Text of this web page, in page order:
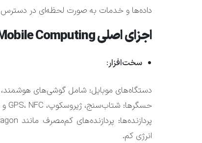
داده‌ها و خدمات به صورت لحظه‌ای در دسترس
اجزای اصلی Mobile Computing
سخت‌افزار:
دستگاه‌های موبایل: شامل گوشی‌های
حسگرها: شتاب‌سنج، ژیروسکوپ، GPS، NFC و غیره برای ارائه خدمات مبتنی بر مکان و داده‌های محیطی.
انرژی کم.